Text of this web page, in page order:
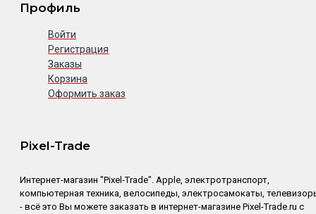
Профиль
Войти
Регистрация
Заказы
Корзина
Оформить заказ
Pixel-Trade
Интернет-магазин "Pixel-Trade". Apple, электротранспорт,
компьютерная техника, велосипеды, электросамокаты,
- всё это Вы можете заказать в интернет-магазине Pixel-Trade.ru с